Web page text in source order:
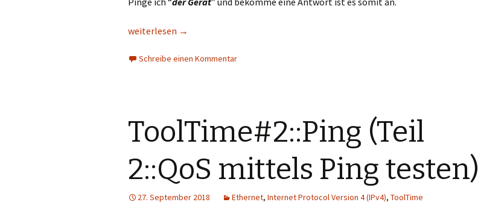
ToolTime#1::Ping (Teil 1::Time To Live)
weiterlesen →
Schreibe einen Kommentar
ToolTime#2::Ping (Teil
2::QoS mittels Ping testen)
27. September 2018 Ethernet, Internet Protocol Version 4 (IPv4), ToolTime